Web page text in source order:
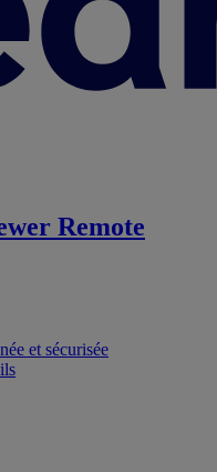
Remote
et sécurisée